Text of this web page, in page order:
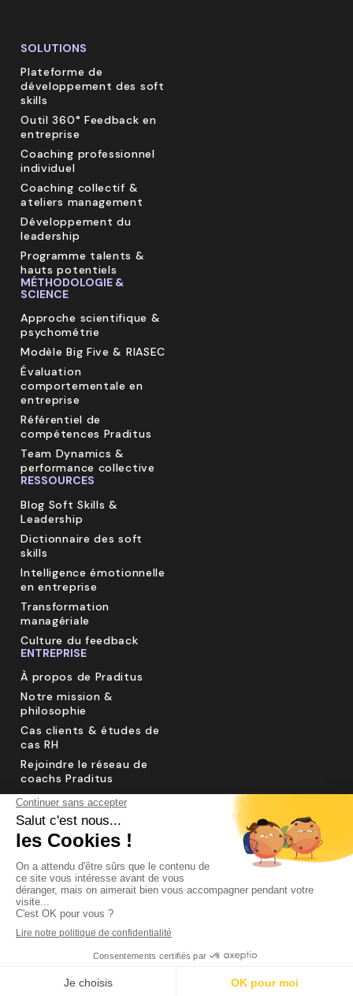
SOLUTIONS
Plateforme de
développement des soft
skills
Outil 360° Feedback en
entreprise
Coaching professionnel
individuel
Coaching collectif &
ateliers management
Développement du
leadership
Programme talents &
hauts potentiels
MÉTHODOLOGIE &
SCIENCE
Approche scientifique &
psychométrie
Modèle Big Five & RIASEC
Évaluation
comportementale en
entreprise
Référentiel de
compétences Praditus
Team Dynamics &
performance collective
RESSOURCES
Blog Soft Skills &
Leadership
Dictionnaire des soft
skills
Intelligence émotionnelle
en entreprise
Transformation
managériale
Culture du feedback
ENTREPRISE
À propos de Praditus
Notre mission &
philosophie
Cas clients & études de
cas RH
Rejoindre le réseau de
coachs Praditus
Sécurité des données &
RGPD
Contactez-nous
Réserver une démo
Protection des données
personnelles
Disponibilité
©Praditus 2014-2026